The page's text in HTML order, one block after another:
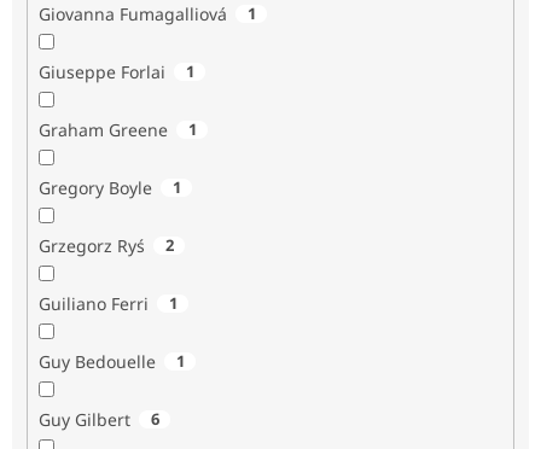
Giovanna Fumagalliová 1
Giuseppe Forlai 1
Graham Greene 1
Gregory Boyle 1
Grzegorz Ryś 2
Guiliano Ferri 1
Guy Bedouelle 1
Guy Gilbert 6